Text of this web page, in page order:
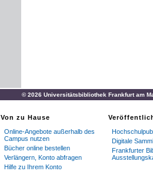
© 2026 Universitätsbibliothek Frankfurt am
Von zu Hause
Online-Angebote außerhalb des
Campus nutzen
Bücher online bestellen
Verlängern, Konto abfragen
Hilfe zu Ihrem Konto
Digitale
Frankfurter